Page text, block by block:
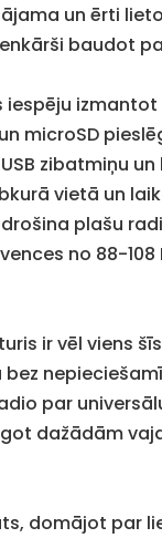
un ērti
baudot
izmantot
microSD
zibatmiņu
vietā un
plašu
no 88-108
ir vēl viens
par
dažādām
domājot par